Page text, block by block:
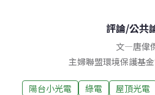
評論/公共
文—唐偉
主婦聯盟環境保護基
陽台小光電 綠電 屋頂光電